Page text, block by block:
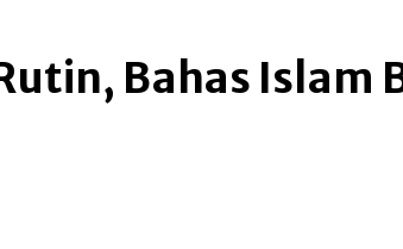
Bahas Islam